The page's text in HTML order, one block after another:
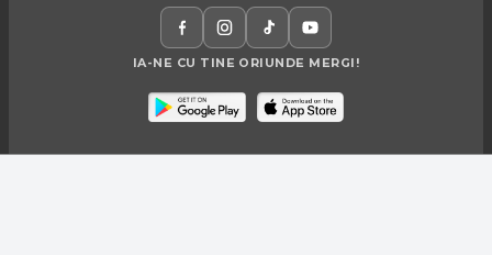
IA-NE CU TINE ORIUNDE MERGI!